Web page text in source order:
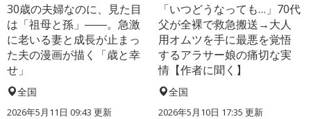
30歳の夫婦なのに、見た目
は「祖母と孫」――。急激
に老いる妻と成長が止まっ
た夫の漫画が描く「歳と幸
せ」
全国
2026年5月11日 09:43 更新
「いつどうなっても…」70代
父が全裸で救急搬送→大人
用オムツを手に最悪を覚悟
するアラサー娘の痛切な実
情【作者に聞く】
全国
2026年5月10日 17:35 更新